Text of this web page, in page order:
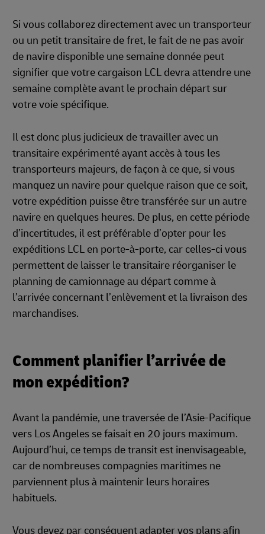
Si vous collaborez directement avec un transporteur
ou un petit transitaire de fret, le fait de ne pas avoir
de navire disponible une semaine donnée peut
signifier que votre cargaison LCL devra attendre une
semaine complète avant le prochain départ sur
votre voie spécifique.
Il est donc plus judicieux de travailler avec un
transitaire expérimenté ayant accès à tous les
transporteurs majeurs, de façon à ce que, si vous
manquez un navire pour quelque raison que ce soit,
votre expédition puisse être transférée sur un autre
navire en quelques heures. De plus, en cette période
d’incertitudes, il est préférable d’opter pour les
expéditions LCL en porte-à-porte, car celles-ci vous
permettent de laisser le transitaire réorganiser le
planning de camionnage au départ comme à
l’arrivée concernant l’enlèvement et la livraison des
marchandises.
Comment planifier l’arrivée de
mon expédition?
Avant la pandémie, une traversée de l’Asie-Pacifique
vers Los Angeles se faisait en 20 jours maximum.
Aujourd’hui, ce temps de transit est inenvisageable,
car de nombreuses compagnies maritimes ne
parviennent plus à maintenir leurs horaires
habituels.
Vous devez par conséquent adapter vos plans afin